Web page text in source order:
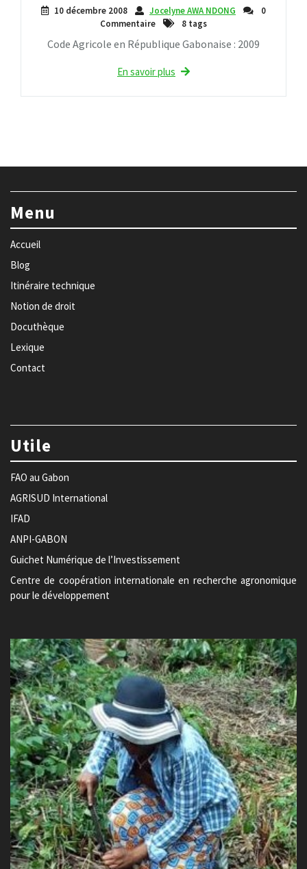
10 décembre 2008 Jocelyne AWA NDONG
0
Commentaire
8 tags
Code Agricole en République Gabonaise : 2009
En savoir plus
Menu
Accueil
Blog
Itinéraire technique
Notion de droit
Docuthèque
Lexique
Contact
Utile
FAO au Gabon
AGRISUD International
IFAD
ANPI-GABON
Guichet Numérique de l’Investissement
Centre de coopération internationale en recherche agronomique
pour le développement